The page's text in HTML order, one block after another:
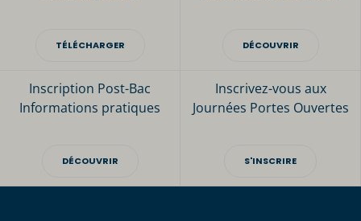
TÉLÉCHARGER DÉCOUVRIR
Inscription Post-Bac
Informations pratiques
DÉCOUVRIR
Inscrivez-vous aux
Journées Portes Ouvertes
S'INSCRIRE